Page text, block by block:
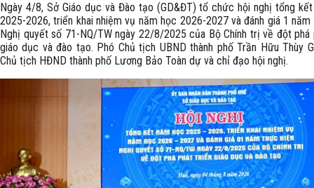
Ngày 4/8, Sở Giáo dục và Đào tạo (GD&ĐT) tổ chức hội nghị tổng
2025-2026, triển khai nhiệm vụ năm học 2026-2027 và đánh giá 1
Nghị quyết số 71-NQ/TW ngày 22/8/2025 của Bộ Chính trị về đột phá
giáo dục và đào tạo. Phó Chủ tịch UBND thành phố Trần Hữu Thùy
Chủ tịch HĐND thành phố Lương Bảo Toàn dự và chỉ đạo hội nghị.